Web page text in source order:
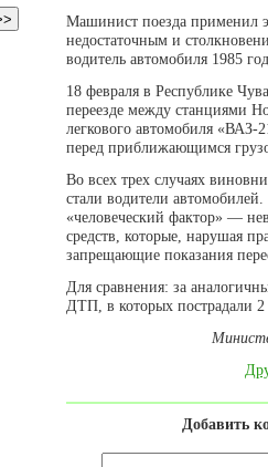
Машинист поезда применил
недостаточным и
водитель автомобиля 1985
18 февраля в Республике
переезде между станциями
легкового автомобиля «ВАЗ-
перед приближающимся
Во всех трех случаях
стали водители
«человеческий фактор» —
средств, которые, нарушая
запрещающие показания
Для сравнения: за
ДТП, в которых пострадали 2
Добавить